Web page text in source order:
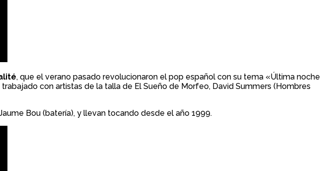
, que el verano pasado revolucionaron el pop español con su tema «Última noche
trabajado con artistas de la talla de El Sueño de Morfeo, David Summers (Hombres
Bou (batería), y llevan tocando desde el año 1999.